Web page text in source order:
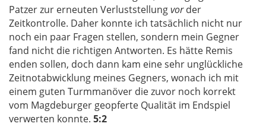
Patzer zur erneuten Verluststellungvorder
Zeitkontrolle. Daher konnte ich tatsächlich nicht nur
noch ein paar Fragen stellen, sondern mein Gegner
fand nicht die richtigen Antworten. Es hätte Remis
enden sollen, doch dann kam eine sehr unglückliche
Zeitnotabwicklung meines Gegners, wonach ich mit
einem guten Turmmanöver die zuvor noch korrekt
vom Magdeburger geopferte Qualität im Endspiel
verwerten konnte. 5:2